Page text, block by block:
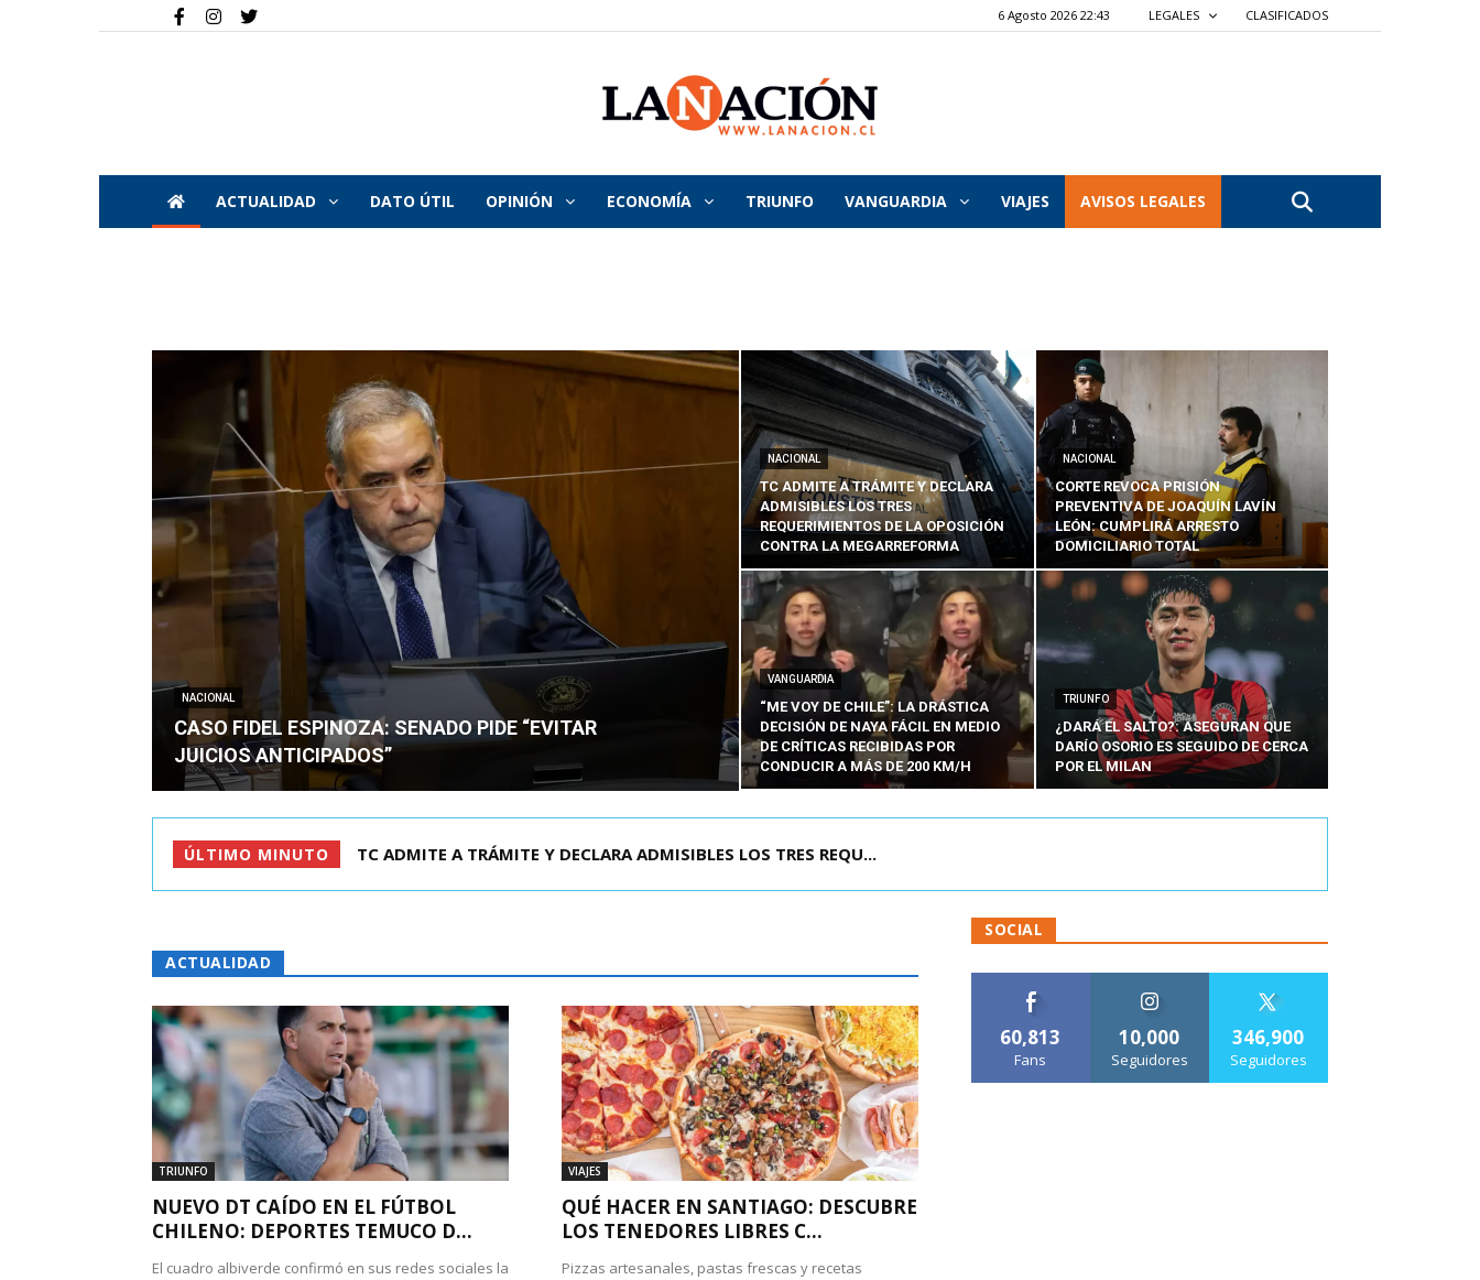
6 Agosto 2026 22:43 LEGALES CLASIFICADOS
La
Nación
ACTUALIDAD DATO ÚTIL OPINIÓN ECONOMÍA TRIUNFO VANGUARDIA VIAJES AVISOS LEGALES
NACIONAL
CASO FIDEL ESPINOZA: SENADO PIDE “EVITAR
JUICIOS ANTICIPADOS”
NACIONAL
TC ADMITE A TRÁMITE Y DECLARA
ADMISIBLES LOS TRES
REQUERIMIENTOS DE LA OPOSICIÓN
CONTRA LA MEGARREFORMA
NACIONAL
CORTE REVOCA PRISIÓN
PREVENTIVA DE JOAQUÍN LAVÍN
LEÓN: CUMPLIRÁ ARRESTO
DOMICILIARIO TOTAL
VANGUARDIA
“ME VOY DE CHILE”: LA DRÁSTICA
DECISIÓN DE NAYA FÁCIL EN MEDIO
DE CRÍTICAS RECIBIDAS POR
CONDUCIR A MÁS DE 200 KM/H
TRIUNFO
¿DARÁ EL SALTO?: ASEGURAN QUE
DARÍO OSORIO ES SEGUIDO DE CERCA
POR EL MILAN
ÚLTIMO MINUTO CORTE REVOCA PRISIÓN PREVENTIVA DE JOAQUÍN LAVÍN LEÓN:...
ACTUALIDAD
TRIUNFO
NUEVO DT CAÍDO EN EL FÚTBOL
CHILENO: DEPORTES TEMUCO D...
El cuadro albiverde confirmó en sus redes sociales la
VIAJES
QUÉ HACER EN SANTIAGO: DESCUBRE
LOS TENEDORES LIBRES C...
Pizzas artesanales, pastas frescas y recetas
SOCIAL
60,813
Fans
10,000
Seguidores
346,900
Seguidores